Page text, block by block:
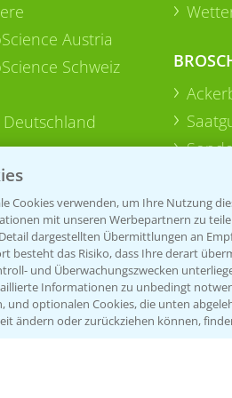
Austria
Schweiz
Cookies verwenden, um Ihre Nutzung
mit unseren Werbepartnern zu
dargestellten Übermittlungen an
besteht das Risiko, dass Ihre derart
und Überwachungszwecken
Informationen zu unbedingt
und optionalen Cookies, die unten
ändern oder zurückziehen können,